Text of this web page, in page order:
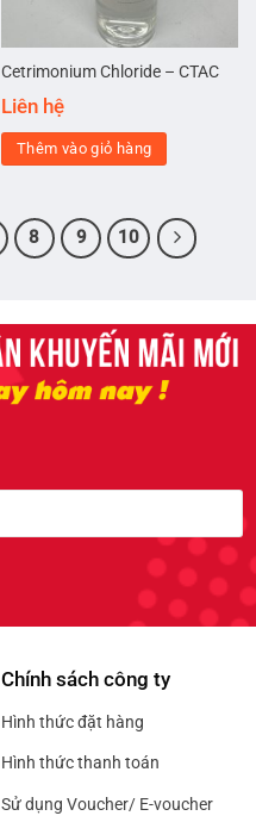
Cetrimonium Chloride – CTAC
Liên hệ
Thêm vào giỏ hàng
8 9 10
Chính sách công ty
Hình thức đặt hàng
Hình thức thanh toán
Sử dụng Voucher/ E-voucher